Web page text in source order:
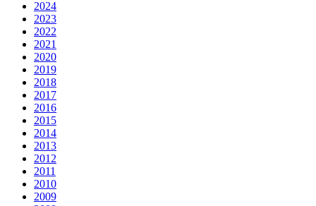
2024
2023
2022
2021
2020
2019
2018
2017
2016
2015
2014
2013
2012
2011
2010
2009